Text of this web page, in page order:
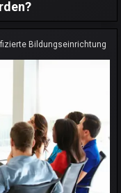
Bildungseinrichtung